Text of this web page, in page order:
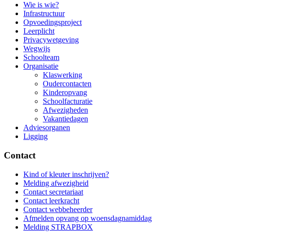
Wie is wie?
Infrastructuur
Opvoedingsproject
Leerplicht
Privacywetgeving
Wegwijs
Schoolteam
Organisatie
Klaswerking
Oudercontacten
Kinderopvang
Schoolfacturatie
Afwezigheden
Vakantiedagen
Adviesorganen
Ligging
Contact
Kind of kleuter inschrijven?
Melding afwezigheid
Contact secretariaat
Contact leerkracht
Contact webbeheerder
Afmelden opvang op woensdagnamiddag
Melding STRAPBOX